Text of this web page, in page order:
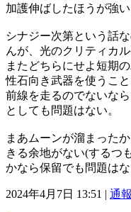
加護伸ばしたほうが強い
シナジー次第という話
んが、光のクリティカ
またどちらにせよ短期
性石向き武器を使うこ
前線を走るのでないな
としても問題はない。
まあムーンが溜まった
きる余地がない(するつ
かなら保留でも問題は
2024年4月7日 13:51 | 通報